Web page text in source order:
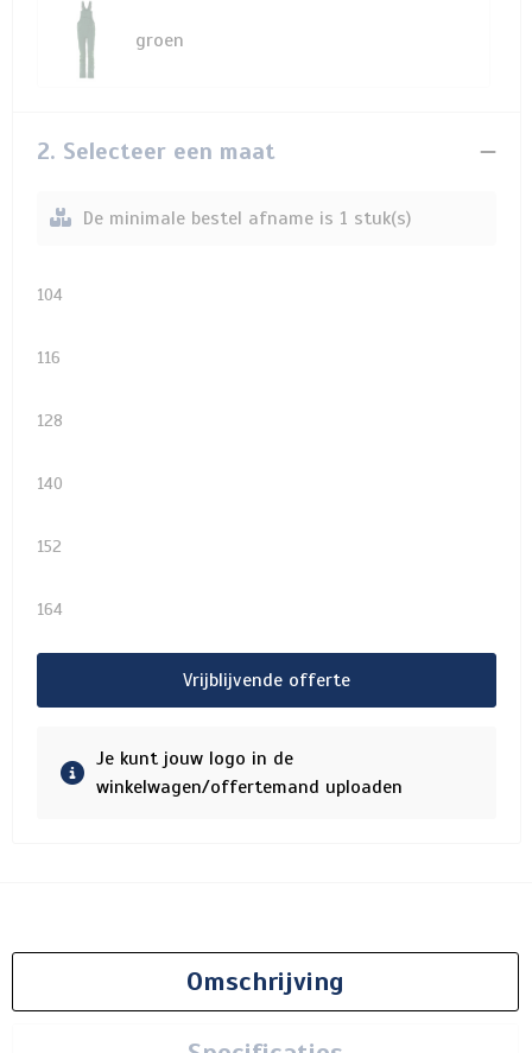
groen
2. Selecteer een maat
De minimale bestel afname is 1 stuk(s)
104
116
128
140
152
164
Vrijblijvende offerte
Je kunt jouw logo in de
winkelwagen/offertemand uploaden
Omschrijving